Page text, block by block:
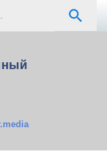
search